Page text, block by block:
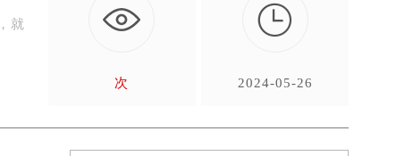
就
次

2024-05-26